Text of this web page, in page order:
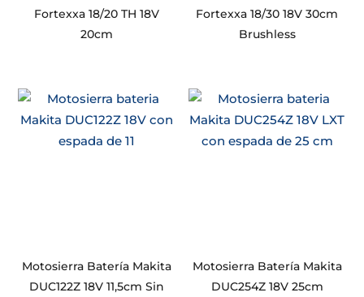
Fortexxa 18/20 TH 18V
20cm
Fortexxa 18/30 18V 30cm
Brushless
Motosierra Batería Makita
DUC122Z 18V 11,5cm Sin
Motosierra Batería Makita
DUC254Z 18V 25cm